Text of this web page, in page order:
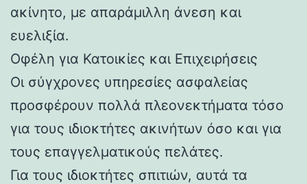
ακίνητο, με απαράμιλλη άνεση και
ευελιξία.
Οφέλη για Κατοικίες και Επιχειρήσεις
Οι σύγχρονες υπηρεσίες ασφαλείας
προσφέρουν πολλά πλεονεκτήματα τόσο
για τους ιδιοκτήτες ακινήτων όσο και για
τους επαγγελματικούς πελάτες.
Για τους ιδιοκτήτες σπιτιών, αυτά τα